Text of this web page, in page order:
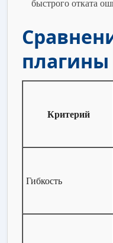
быстрого отката
плагины
Критерий
Гибкость